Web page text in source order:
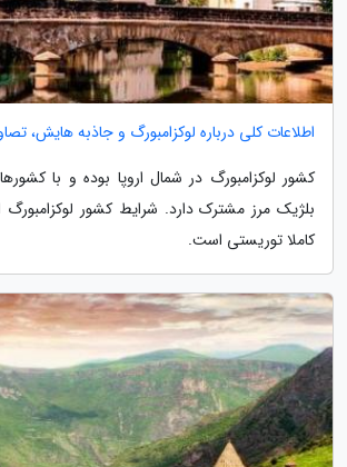
اطلاعات کلی درباره لوکزامبورگ و جاذبه هایش،
کشور لوکزامبورگ در شمال اروپا بوده و با
بلژیک مرز مشترک دارد. شرایط کشور لوکزامبورگ
کاملا توریستی است.